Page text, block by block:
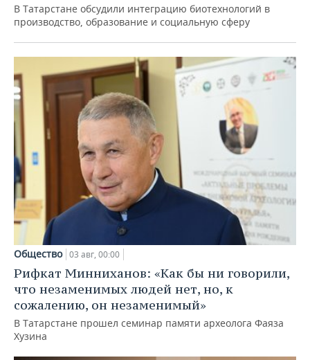
В Татарстане обсудили интеграцию биотехнологий в
производство, образование и социальную сферу
Общество 03 авг, 00:00
Рифкат Минниханов: «Как бы ни говорили,
что незаменимых людей нет, но, к
сожалению, он незаменимый»
В Татарстане прошел семинар памяти археолога Фаяза
Хузина